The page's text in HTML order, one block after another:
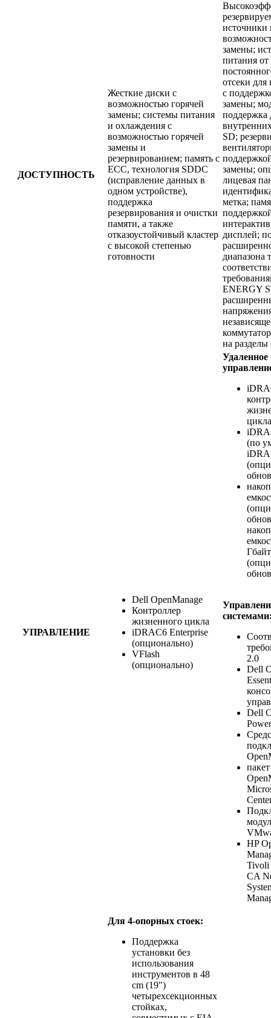
ДОСТУПНОСТЬ
Жесткие диски с
возможностью горячей
замены; системы питания
и охлаждения с
возможностью горячей
замены и
резервированием; память с
ECC, технология SDDC
(исправление данных в
одном устройстве),
поддержка
резервирования и очистки
памяти, а также
отказоустойчивый кластер
с высокой степенью
готовности
источники
замены;
питания от
отсеки для
с
замены;
поддержка
SD;
замены;
лицевая
метка;
дисплей;
диапазона
ENERGY
на разделы
УПРАВЛЕНИЕ
Dell OpenManage
Контроллер
жизненного цикла
iDRAC6 Enterprise
(опционально)
VFlash
(опционально)
Удаленное
цикла
(по
Гбайт
2.0
Dell
Dell
HP
Tivoli
CA
Для 4-опорных стоек:
Поддержка
установки без
использования
инструментов в 48
cm (19")
четырехсекционных
стойках,